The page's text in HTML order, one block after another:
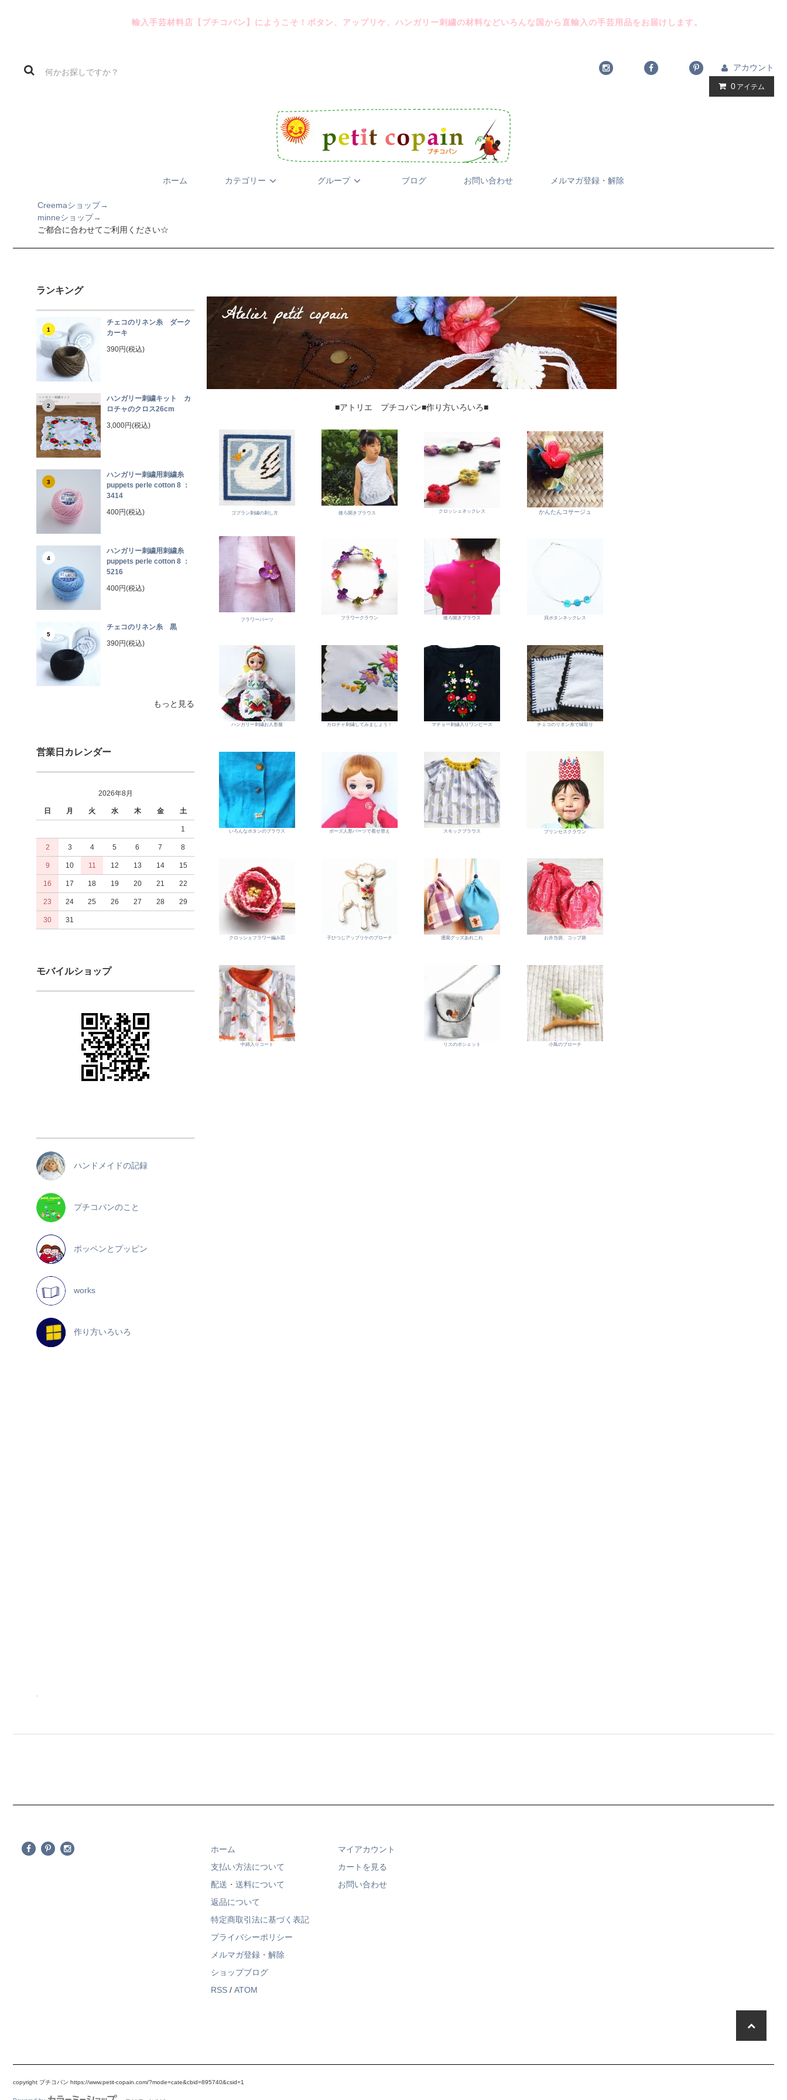
輸入手芸材料店【プチコパン】にようこそ！ボタン、アップリケ、ハンガリー刺繍の材料などいろんな国から直輸入の手芸用品をお届けします。
アカウント
0 アイテム
ホーム カテゴリー グループ ブログ お問い合わせ メルマガ登録・解除
Creemaショップ→
minneショップ→
ご都合に合わせてご利用ください☆
ランキング
1
チェコのリネン糸 ダーク
カーキ
390円(税込)
2
ハンガリー刺繍キット カ
ロチャのクロス26cm
3,000円(税込)
3
ハンガリー刺繍用刺繍糸
puppets perle cotton 8 ：
3414
400円(税込)
4
ハンガリー刺繍用刺繍糸
puppets perle cotton 8 ：
5216
400円(税込)
5
チェコのリネン糸 黒
390円(税込)
もっと見る
営業日カレンダー
2026年8月
日 月 火 水 木 金 土
1
2 3 4 5 6 7 8
9 10 11 12 13 14 15
16 17 18 19 20 21 22
23 24 25 26 27 28 29
30 31
モバイルショップ
ハンドメイドの記録
プチコパンのこと
ポッペンとプッピン
works
作り方いろいろ
■アトリエ プチコパン■作り方いろいろ■
ゴブラン刺繍の刺し方 後ろ開きブラウス クロッシェネックレス かんたんコサージュ
フラワーパーツ フラワークラウン 後ろ開きブラウス 貝ボタンネックレス
ハンガリー刺繍お人形服 カロチャ刺繍してみましょう！ マチョー刺繍入りワンピース チェコのリネン糸で縁取り
いろんなボタンのブラウス ポーズ人形パーツで着せ替え スモックブラウス プリンセスクラウン
クロッシェフラワー編み図 子ひつじアップリケのブローチ 通園グッズあれこれ お弁当袋、コップ袋
中綿入りコート リスのポシェット 小鳥のブローチ
ホーム
支払い方法について
配送・送料について
返品について
特定商取引法に基づく表記
プライバシーポリシー
メルマガ登録・解除
ショップブログ
RSS / ATOM
マイアカウント
カートを見る
お問い合わせ
copyright プチコパン https://www.petit-copain.com/?mode=cate&cbid=895740&csid=1